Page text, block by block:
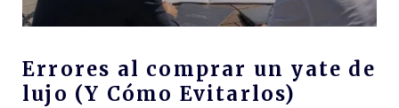
Errores al comprar un yate de
lujo (Y Cómo Evitarlos)